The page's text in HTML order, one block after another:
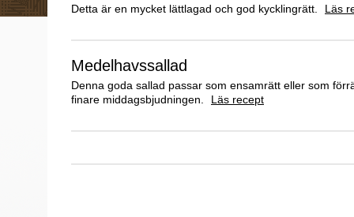
Detta är en mycket lättlagad och god kycklingrätt. Läs
Medelhavssallad
Denna goda sallad passar som ensamrätt eller som
finare middagsbjudningen.
Läs recept